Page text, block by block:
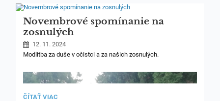
Novembrové spomínanie na
zosnulých
12. 11. 2024
Modlitba za duše v očistci a za našich zosnulých.
NOVEMBROVÉ
ČÍTAŤ VIAC